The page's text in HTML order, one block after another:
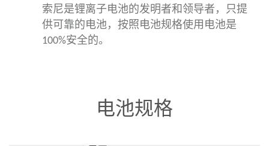
索尼是锂离子电池的发明者和领导者，只提
供可靠的电池，按照电池规格使用电池是
100%安全的。
电池规格